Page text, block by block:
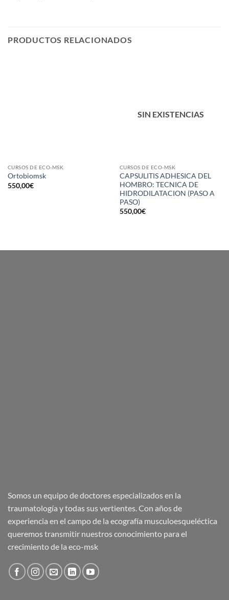
PRODUCTOS RELACIONADOS
CURSOS DE ECO-MSK
Ortobiomsk
550,00€
SIN EXISTENCIAS
CURSOS DE ECO-MSK
CAPSULITIS ADHESICA DEL
HOMBRO: TECNICA DE
HIDRODILATACION (PASO A
PASO)
550,00€
Somos un equipo de doctores especializados en la
traumatología y todas sus vertientes. Con años de
experiencia en el campo de la ecografía musculoesqueléctica
queremos transmitir nuestros conocimiento para el
crecimiento de la eco-msk